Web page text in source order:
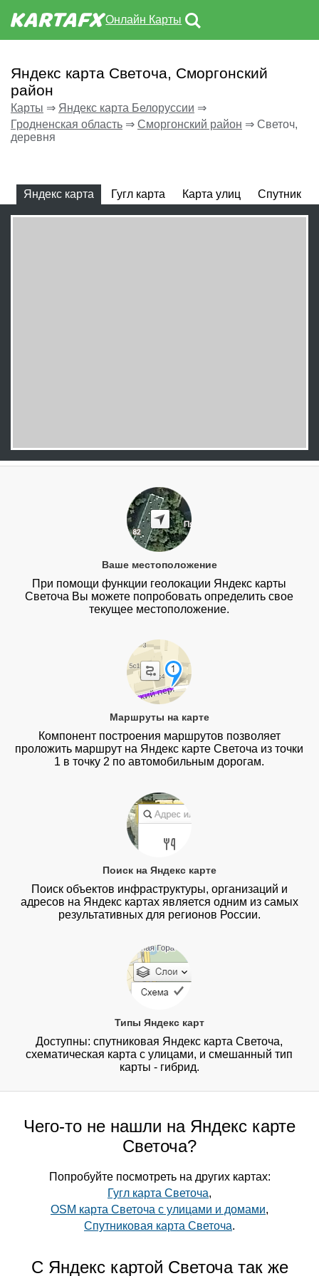
Онлайн Карты
Яндекс карта Светоча, Сморгонский
район
Карты ⇒ Яндекс карта Белоруссии ⇒
Гродненская область ⇒ Сморгонский район ⇒ Светоч,
деревня
Яндекс карта Гугл карта Карта улиц Спутник
Ваше местоположение
При помощи функции геолокации Яндекс карты
Светоча Вы можете попробовать определить свое
текущее местоположение.
Маршруты на карте
Компонент построения маршрутов позволяет
проложить маршрут на Яндекс карте Светоча из точки
1 в точку 2 по автомобильным дорогам.
Поиск на Яндекс карте
Поиск объектов инфраструктуры, организаций и
адресов на Яндекс картах является одним из самых
результативных для регионов России.
Типы Яндекс карт
Доступны: спутниковая Яндекс карта Светоча,
схематическая карта с улицами, и смешанный тип
карты - гибрид.
Чего-то не нашли на Яндекс карте
Светоча?
Попробуйте посмотреть на других картах:
Гугл карта Светоча,
OSM карта Светоча с улицами и домами,
Спутниковая карта Светоча.
С Яндекс картой Светоча так же